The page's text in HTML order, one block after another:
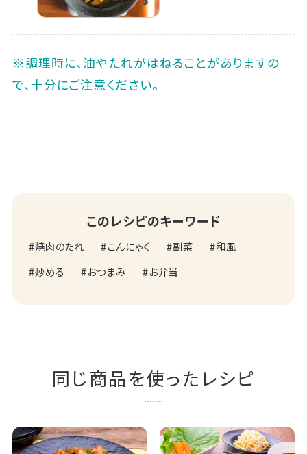
※調理時に、油やたれがはねることがありますの
で、十分にご注意ください。
このレシピのキーワード
焼肉のたれ こんにゃく 副菜
和風
炒める
おつまみ お弁当
同じ商品を使ったレシピ